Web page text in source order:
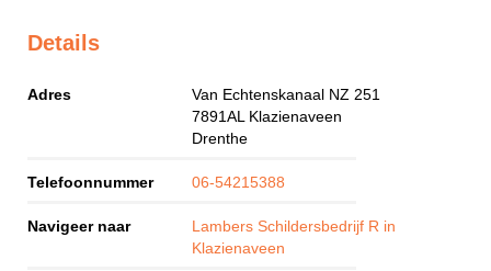
Details
Adres
Van Echtenskanaal NZ 251
7891AL Klazienaveen
Drenthe
Telefoonnummer 06-54215388
Navigeer naar
Lambers Schildersbedrijf R in
Klazienaveen